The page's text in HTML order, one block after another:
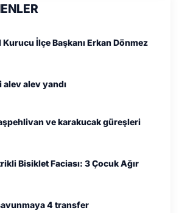
İlçe Başkanı Erkan Dönmez
alev alev yandı
ve karakucak güreşleri
Bisiklet Faciası: 3 Çocuk Ağır
4 transfer